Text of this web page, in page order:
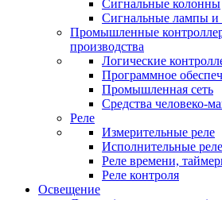
Сигнальные колонны
Сигнальные лампы и
Промышленные
производства
Логические
Программное
Промышленная сеть
Средства человеко-
Реле
Измерительные реле
Исполнительные реле
Реле времени,
Реле контроля
Освещение